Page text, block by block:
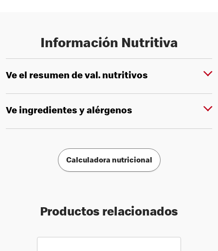
Información Nutritiva
Ve el resumen de val. nutritivos
Ve ingredientes y alérgenos
Calculadora nutricional
Productos relacionados